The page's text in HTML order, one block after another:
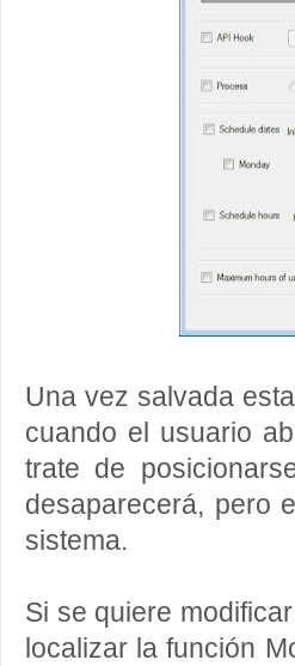
Una vez salvada
cuando el usuario
trate de
desaparecerá, pero
sistema.
Si se quiere
localizar la función